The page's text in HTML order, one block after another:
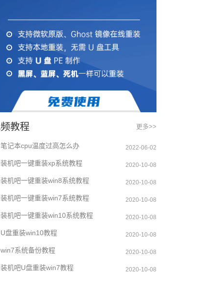
教程 更多>>
笔记本cpu温度过高怎么办 2022-06-02
装机吧一键重装xp系统教程 2020-10-08
装机吧一键重装win8系统教程 2020-10-08
装机吧一键重装win7系统教程 2020-10-08
装机吧一键重装win10系统教程 2020-10-08
U盘重装win10教程 2020-10-08
win7系统备份教程 2020-10-08
装机吧U盘重装win7教程 2020-10-08